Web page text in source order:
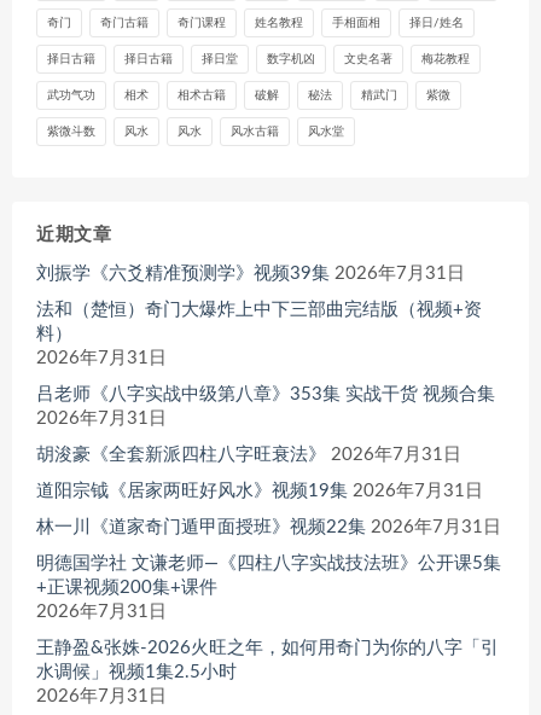
奇门 奇门古籍 奇门课程 姓名教程 手相面相 择日/姓名
择日古籍 择日古籍 择日堂 数字机凶 文史名著 梅花教程
武功气功 相术 相术古籍 破解 秘法 精武门 紫微
紫微斗数 风水 风水 风水古籍 风水堂
近期文章
刘振学《六爻精准预测学》视频39集 2026年7月31日
法和（楚恒）奇门大爆炸上中下三部曲完结版（视频+资
料）
2026年7月31日
吕老师《八字实战中级第八章》353集 实战干货 视频合集
2026年7月31日
胡浚豪《全套新派四柱八字旺衰法》
2026年7月31日
道阳宗钺《居家两旺好风水》视频19集 2026年7月31日
林一川《道家奇门遁甲面授班》视频22集 2026年7月31日
明德国学社 文谦老师—《四柱八字实战技法班》公开课5集
+正课视频200集+课件
2026年7月31日
王静盈&张姝-2026火旺之年，如何用奇门为你的八字「引
水调候」视频1集2.5小时
2026年7月31日